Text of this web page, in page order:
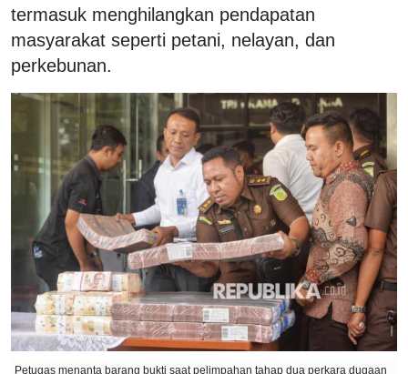
termasuk menghilangkan pendapatan
masyarakat seperti petani, nelayan, dan
perkebunan.
Petugas menanta barang bukti saat pelimpahan tahap dua perkara dugaan